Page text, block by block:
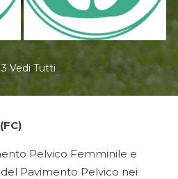
3 Vedi Tutti
Pelvico Femminile e
Pavimento Pelvico nei